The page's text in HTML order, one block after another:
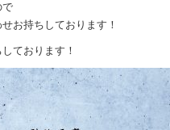
で
お持ちしております！
ております！